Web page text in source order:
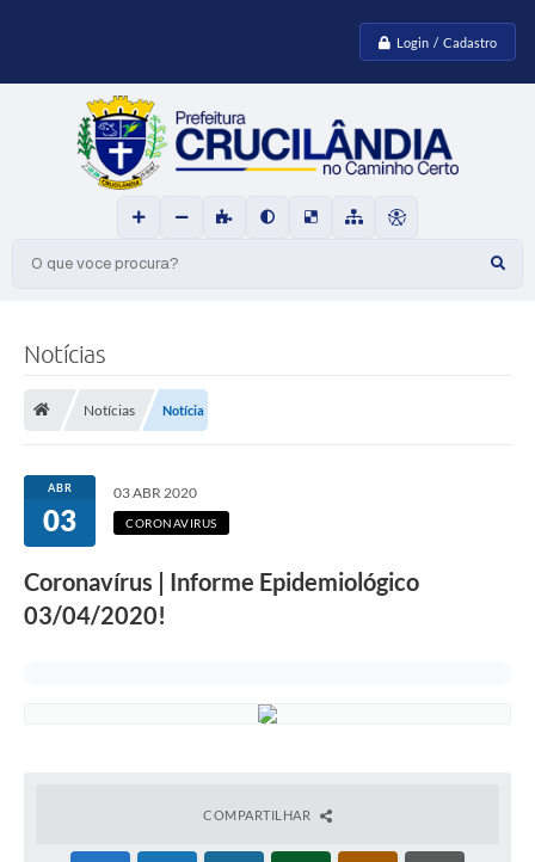
Login / Cadastro
O que voce procura?
Notícias
Notícias Notícia
ABR
03
03 ABR 2020
CORONAVIRUS
Coronavírus | Informe Epidemiológico
03/04/2020!
COMPARTILHAR